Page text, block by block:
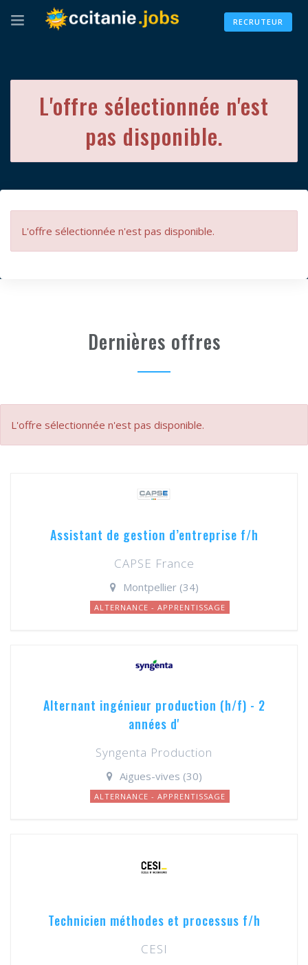
RECRUTEUR
L'offre sélectionnée n'est
pas disponible.
L'offre sélectionnée n'est pas disponible.
Dernières offres
L'offre sélectionnée n'est pas disponible.
Assistant de gestion d’entreprise f/h
CAPSE France
Montpellier (34)
ALTERNANCE - APPRENTISSAGE
Alternant ingénieur production (h/f) - 2
années d'
Syngenta Production
Aigues-vives (30)
ALTERNANCE - APPRENTISSAGE
Technicien méthodes et processus f/h
CESI